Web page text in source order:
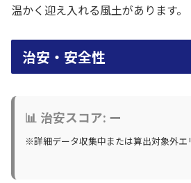
温かく迎え入れる風土があります。
治安・安全性
📊 治安スコア: ー
※詳細データ収集中または算出対象外エ